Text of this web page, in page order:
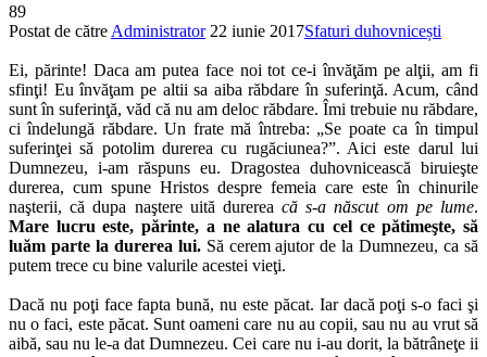
89
Postat de către Administrator 22 iunie 2017Sfaturi duhovnicești
Ei, părinte! Daca am putea face noi tot ce-i învăţăm pe alţii, am fi
sfinţi! Eu învăţam pe altii sa aiba răbdare în suferinţă. Acum, când
sunt în suferinţă, văd că nu am deloc răbdare. Îmi trebuie nu răbdare,
ci îndelungă răbdare. Un frate mă întreba: „Se poate ca în timpul
suferinţei să potolim durerea cu rugăciunea?”. Aici este darul lui
Dumnezeu, i-am răspuns eu. Dragostea duhovnicească biruieşte
durerea, cum spune Hristos despre femeia care este în chinurile
naşterii, că dupa naştere uită durereacă s-a născut om pe lume.
Mare lucru este, părinte, a ne alatura cu cel ce pătimeşte, să
luăm parte la durerea lui.Să cerem ajutor de la Dumnezeu, ca să
putem trece cu bine valurile acestei vieţi.
Dacă nu poţi face fapta bună, nu este păcat. Iar dacă poţi s-o faci şi
nu o faci, este păcat. Sunt oameni care nu au copii, sau nu au vrut să
aibă, sau nu le-a dat Dumnezeu. Cei care nu i-au dorit, la bătrâneţe ii